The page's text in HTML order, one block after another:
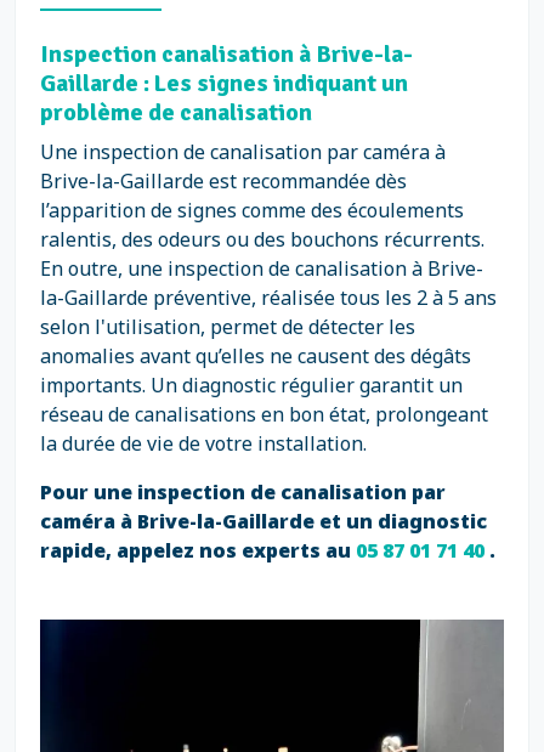
Inspection canalisation à Brive-la-
Gaillarde : Les signes indiquant un
problème de canalisation
Une inspection de canalisation par caméra à
Brive-la-Gaillarde est recommandée dès
l’apparition de signes comme des écoulements
ralentis, des odeurs ou des bouchons récurrents.
En outre, une inspection de canalisation à Brive-
la-Gaillarde préventive, réalisée tous les 2 à 5 ans
selon l'utilisation, permet de détecter les
anomalies avant qu’elles ne causent des dégâts
importants. Un diagnostic régulier garantit un
réseau de canalisations en bon état, prolongeant
la durée de vie de votre installation.
Pour une inspection de canalisation par
caméra à Brive-la-Gaillarde et un diagnostic
rapide, appelez nos experts au 05 87 01 71 40.